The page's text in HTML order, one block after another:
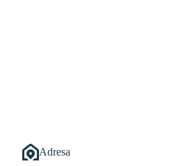
Adresa